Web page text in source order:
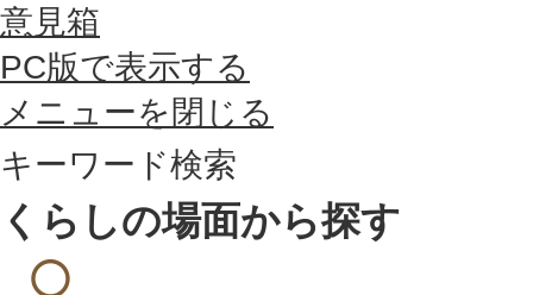
意見箱
PC版で表示する
メニューを閉じる
キーワード検索
くらしの場面から探す